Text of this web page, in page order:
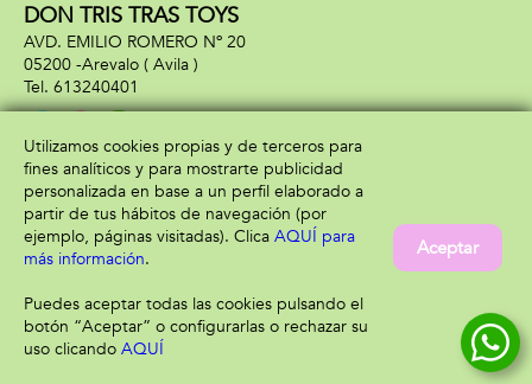
DON TRIS TRAS TOYS
AVD. EMILIO ROMERO Nº 20
05200 -Arevalo ( Avila )
613240401
Información
Aviso legal
Política de privacidad
Política de cookies
Atención al cliente
Envío y devolución
Utilizamos cookies propias y de terceros para
fines analíticos y para mostrarte publicidad
personalizada en base a un perfil elaborado a
partir de tus hábitos de navegación (por
ejemplo, páginas visitadas). Clica AQUÍ para
más información.
Puedes aceptar todas las cookies pulsando el
botón “Aceptar” o configurarlas o rechazar su
uso clicando AQUÍ
Aceptar